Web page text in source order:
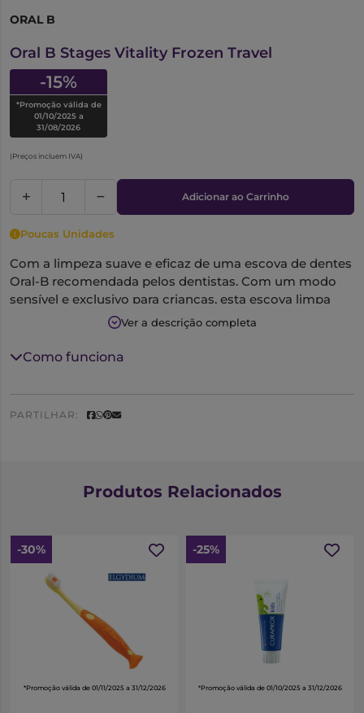
ORAL B
Oral B Stages Vitality Frozen Travel
-15%
*Promoção válida de
01/10/2025 a
31/08/2026
(Preços incluem IVA)
Adicionar ao Carrinho
Poucas Unidades
Com a limpeza suave e eficaz de uma escova de dentes
Oral-B recomendada pelos dentistas. Com um modo
sensível e exclusivo para crianças, esta escova limpa
suavemente os dentes das crianças. Remove mais
normal. Estão incluídos quatro autocolantes temáticos
Ver a descrição completa
Como funciona
PARTILHAR:
Produtos Relacionados
-30%
*Promoção válida de 01/11/2025 a 31/12/2026
-25%
*Promoção válida de 01/10/2025 a 31/12/2026